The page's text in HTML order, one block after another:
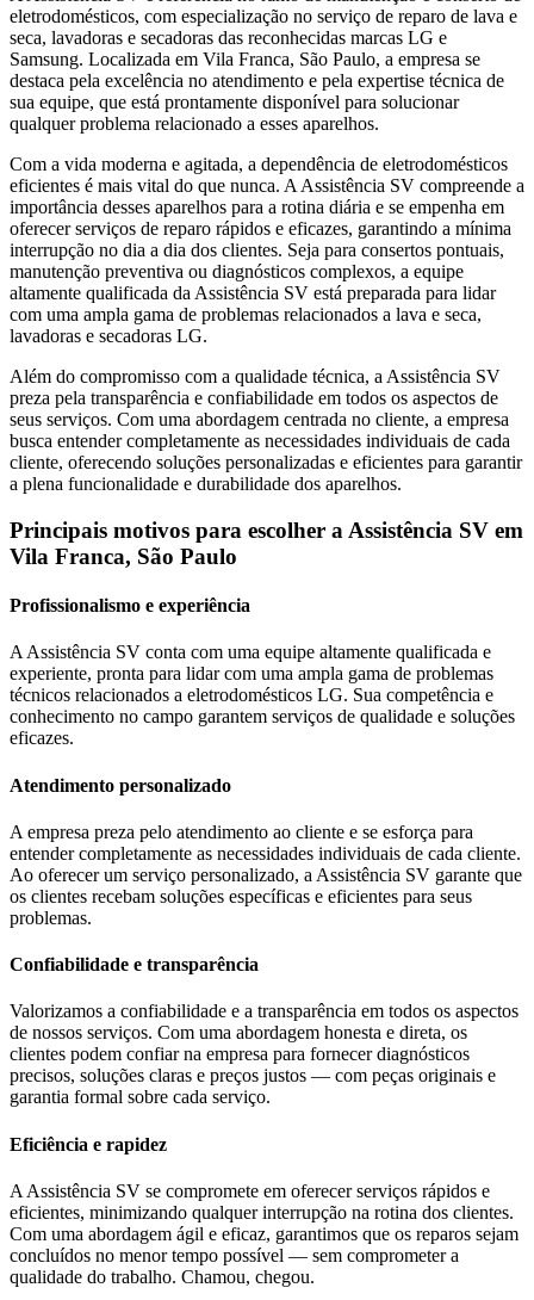
eletrodomésticos, com especialização no serviço de reparo de lava e
seca, lavadoras e secadoras das reconhecidas marcas LG e
Samsung. Localizada em Vila Franca, São Paulo, a empresa se
destaca pela excelência no atendimento e pela expertise técnica de
sua equipe, que está prontamente disponível para solucionar
qualquer problema relacionado a esses aparelhos.
Com a vida moderna e agitada, a dependência de eletrodomésticos
eficientes é mais vital do que nunca. A Assistência SV compreende a
importância desses aparelhos para a rotina diária e se empenha em
oferecer serviços de reparo rápidos e eficazes, garantindo a mínima
interrupção no dia a dia dos clientes. Seja para consertos pontuais,
manutenção preventiva ou diagnósticos complexos, a equipe
altamente qualificada da Assistência SV está preparada para lidar
com uma ampla gama de problemas relacionados a lava e seca,
lavadoras e secadoras LG.
Além do compromisso com a qualidade técnica, a Assistência SV
preza pela transparência e confiabilidade em todos os aspectos de
seus serviços. Com uma abordagem centrada no cliente, a empresa
busca entender completamente as necessidades individuais de cada
cliente, oferecendo soluções personalizadas e eficientes para garantir
a plena funcionalidade e durabilidade dos aparelhos.
Principais motivos para escolher a Assistência SV em
Vila Franca, São Paulo
Profissionalismo e experiência
A Assistência SV conta com uma equipe altamente qualificada e
experiente, pronta para lidar com uma ampla gama de problemas
técnicos relacionados a eletrodomésticos LG. Sua competência e
conhecimento no campo garantem serviços de qualidade e soluções
eficazes.
Atendimento personalizado
A empresa preza pelo atendimento ao cliente e se esforça para
entender completamente as necessidades individuais de cada cliente.
Ao oferecer um serviço personalizado, a Assistência SV garante que
os clientes recebam soluções específicas e eficientes para seus
problemas.
Confiabilidade e transparência
Valorizamos a confiabilidade e a transparência em todos os aspectos
de nossos serviços. Com uma abordagem honesta e direta, os
clientes podem confiar na empresa para fornecer diagnósticos
precisos, soluções claras e preços justos — com peças originais e
garantia formal sobre cada serviço.
Eficiência e rapidez
A Assistência SV se compromete em oferecer serviços rápidos e
eficientes, minimizando qualquer interrupção na rotina dos clientes.
Com uma abordagem ágil e eficaz, garantimos que os reparos sejam
concluídos no menor tempo possível — sem comprometer a
qualidade do trabalho. Chamou, chegou.